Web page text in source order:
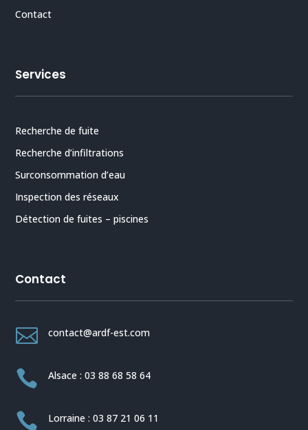
Contact
Services
Recherche de fuite
Recherche d’infiltrations
Surconsommation d’eau
Inspection des réseaux
Détection de fuites – piscines
Contact
 contact@ardf-est.com
 Alsace : 03 88 68 58 64
 Lorraine : 03 87 21 06 11